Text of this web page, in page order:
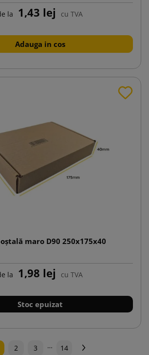
la 1,43 lej cu TVA
Adauga in cos
maro D90 250x175x40
la 1,98 lej cu TVA
Stoc epuizat
2 3 … 14